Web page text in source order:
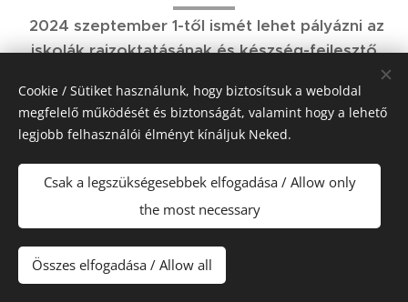
2024 szeptember 1-től ismét lehet pályázni az
iskolák rajzoktatásának és készség-fejlesztő
rajzeszközeinek támogatására, intézményenként
2-25 millió Ft értékig!
Tovább a pályázati kiírásra >>
Cookie / Sütiket használunk, hogy biztosítsuk a weboldal
megfelelő működését és biztonságát, valamint hogy a lehető
legjobb felhasználói élményt kínáljuk Neked.
Csak a legszükségesebbek elfogadása / Allow only
the most necessary
Összes elfogadása / Allow all